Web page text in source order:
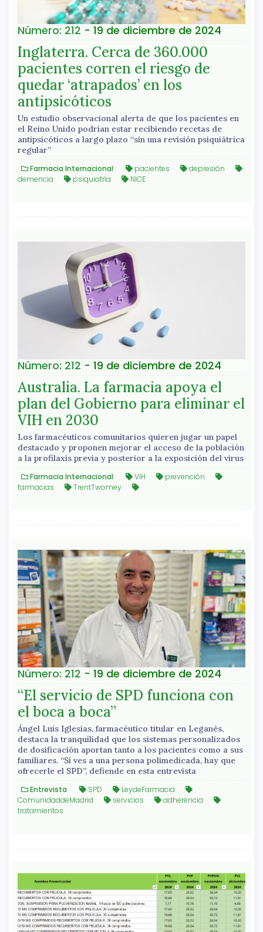
Número: 212 - 19 de diciembre de 2024
Inglaterra. Cerca de 360.000
pacientes corren el riesgo de
quedar ‘atrapados’ en los
antipsicóticos
Un estudio observacional alerta de que los pacientes en
el Reino Unido podrían estar recibiendo recetas de
antipsicóticos a largo plazo “sin una revisión psiquiátrica
regular”
Farmacia Internacional pacientes
depresión
demencia
psiquiatría NICE
Número: 212 - 19 de diciembre de 2024
Australia. La farmacia apoya el
plan del Gobierno para eliminar el
VIH en 2030
Los farmacéuticos comunitarios quieren jugar un papel
destacado y proponen mejorar el acceso de la población
a la profilaxis previa y posterior a la exposición del virus
Farmacia Internacional VIH
prevención
farmacias
TrentTwomey
Número: 212 - 19 de diciembre de 2024
“El servicio de SPD funciona con
el boca a boca”
Ángel Luis Iglesias, farmacéutico titular en Leganés,
destaca la tranquilidad que los sistemas personalizados
de dosificación aportan tanto a los pacientes como a sus
familiares. “Si ves a una persona polimedicada, hay que
ofrecerle el SPD”, defiende en esta entrevista
Entrevista SPD
LeydeFarmacia
ComunidaddeMadrid
servicios
adherencia
tratamientos